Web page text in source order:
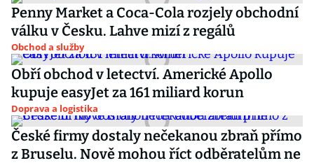
Penny Market a Coca-Cola rozjely obchodní
válku v Česku. Lahve mizí z regálů
Obchod a služby
Obří obchod v letectví. Americké Apollo
kupuje easyJet za 161 miliard korun
Doprava a logistika
České firmy dostaly nečekanou zbraň přímo
z Bruselu. Nově mohou říct odběratelům ne